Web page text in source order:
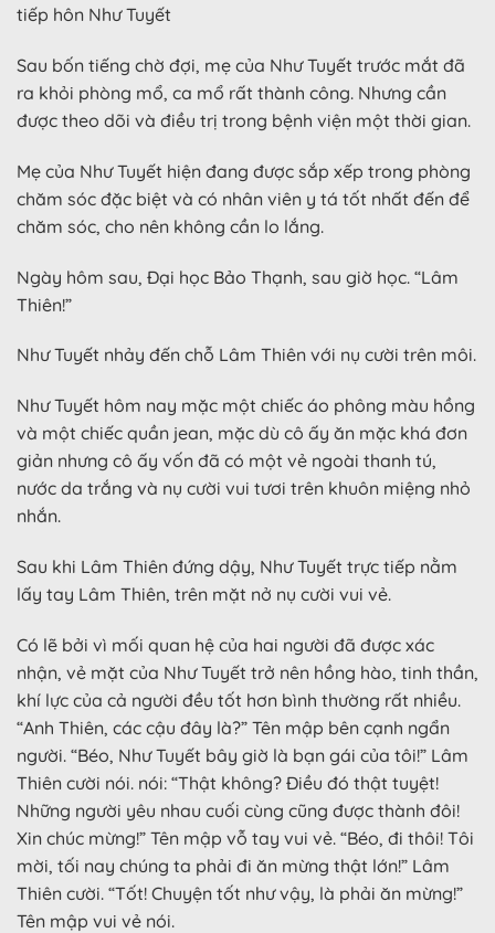
tiếp hôn Như Tuyết
Sau bốn tiếng chờ đợi, mẹ của Như Tuyết trước mắt đã
ra khỏi phòng mổ, ca mổ rất thành công. Nhưng cần
được theo dõi và điều trị trong bệnh viện một thời gian.
Mẹ của Như Tuyết hiện đang được sắp xếp trong phòng
chăm sóc đặc biệt và có nhân viên y tá tốt nhất đến để
chăm sóc, cho nên không cần lo lắng.
Ngày hôm sau, Đại học Bảo Thạnh, sau giờ học. “Lâm
Thiên!”
Như Tuyết nhảy đến chỗ Lâm Thiên với nụ cười trên môi.
Như Tuyết hôm nay mặc một chiếc áo phông màu hồng
và một chiếc quần jean, mặc dù cô ấy ăn mặc khá đơn
giản nhưng cô ấy vốn đã có một vẻ ngoài thanh tú,
nước da trắng và nụ cười vui tươi trên khuôn miệng nhỏ
nhắn.
Sau khi Lâm Thiên đứng dậy, Như Tuyết trực tiếp nằm
lấy tay Lâm Thiên, trên mặt nở nụ cười vui vẻ.
Có lẽ bởi vì mối quan hệ của hai người đã được xác
nhận, vẻ mặt của Như Tuyết trở nên hồng hào, tinh thần,
khí lực của cả người đều tốt hơn bình thường rất nhiều.
“Anh Thiên, các cậu đây là?” Tên mập bên cạnh ngẩn
người. “Béo, Như Tuyết bây giờ là bạn gái của tôi!” Lâm
Thiên cười nói. nói: “Thật không? Điều đó thật tuyệt!
Những người yêu nhau cuối cùng cũng được thành đôi!
Xin chúc mừng!” Tên mập vỗ tay vui vẻ. “Béo, đi thôi! Tôi
mời, tối nay chúng ta phải đi ăn mừng thật lớn!” Lâm
Thiên cười. “Tốt! Chuyện tốt như vậy, là phải ăn mừng!”
Tên mập vui vẻ nói.